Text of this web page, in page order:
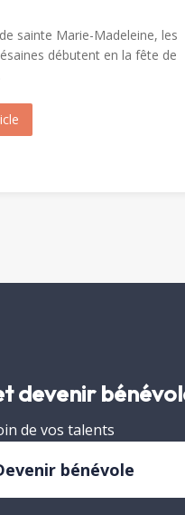
sainte Marie-Madeleine, les
débutent en la fête de
devenir
de vos talents
bénévole